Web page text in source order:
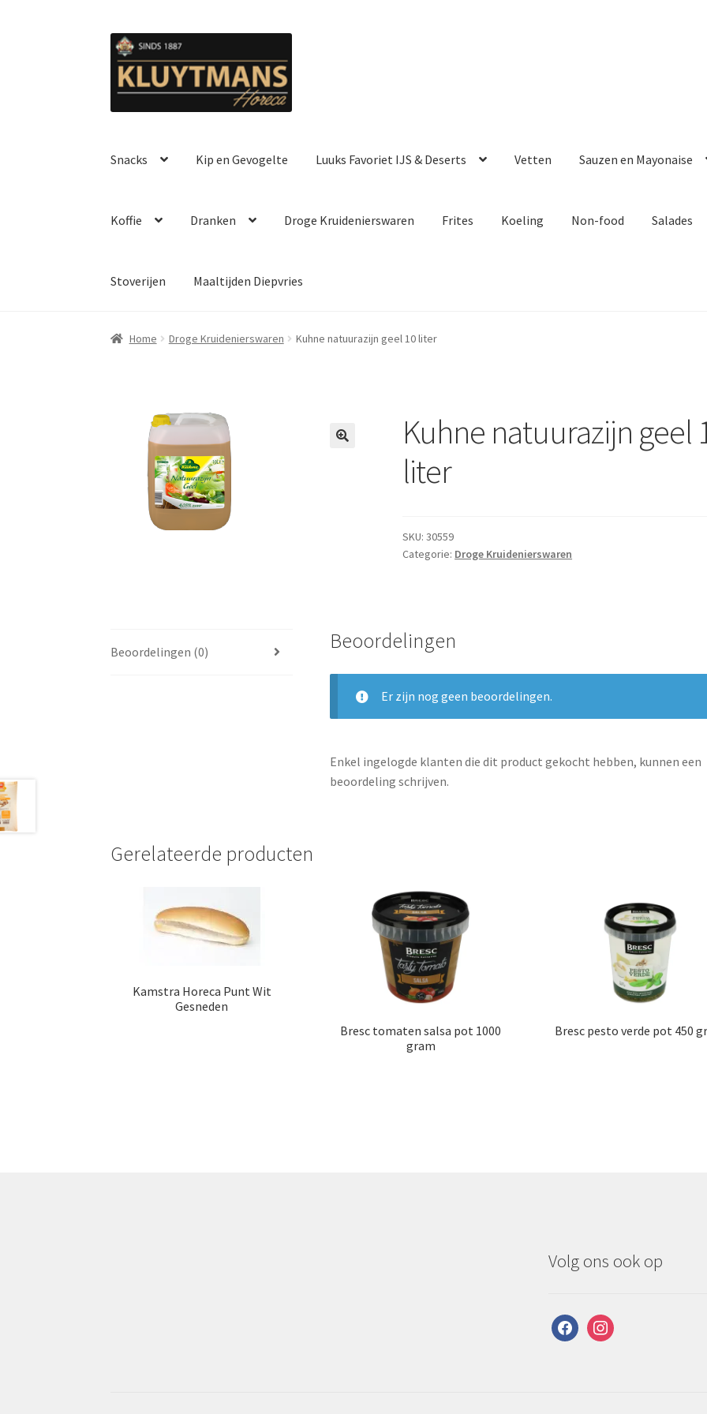
Ga
door
naar
Ga
naar
de
Snacks Kip en Gevogelte Luuks Favoriet IJS & Deserts Vetten Sauzen en Mayonaise
Koffie Dranken Droge Kruidenierswaren Frites Koeling Non-food Salades
Stoverijen Maaltijden Diepvries
Home Droge Kruidenierswaren Kuhne natuurazijn geel 10 liter
Kuhne natuurazijn geel
liter
SKU:30559
Categorie: Droge Kruidenierswaren
Beoordelingen (0) Beoordelingen
Er zijn nog geen beoordelingen.
Enkel ingelogde klanten die dit product gekocht hebben, kunnen een
beoordeling schrijven.
Gerelateerde producten
Kamstra Horeca Punt Wit
Gesneden
Bresc tomaten salsa pot 1000
gram
Bresc pesto verde pot 450
Volg ons ook op
facebookinstagram